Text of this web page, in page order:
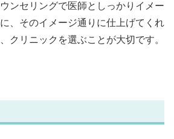
ンセリングで医師としっかりイメー
、そのイメージ通りに仕上げてくれ
クリニックを選ぶことが大切です。